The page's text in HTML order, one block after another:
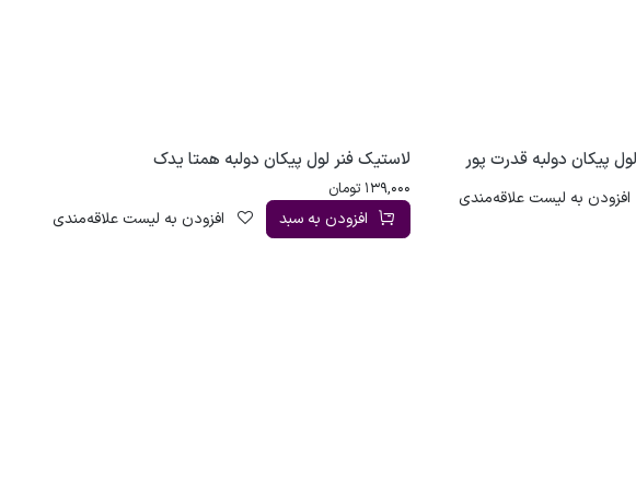
پیکان دولبه قدرت پور
افزودن به لیست علاقه‌مندی
لاستیک فنر لول پیکان دولبه همتا یدک
139,000 تومان
افزودن به سبد افزودن به لیست علاقه‌مندی